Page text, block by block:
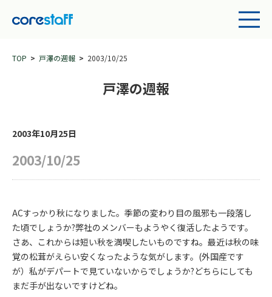
TOP 戸澤の週報 2003/10/25
戸澤の週報
2003年10月25日
2003/10/25
ACすっかり秋になりました。季節の変わり目の風邪も一段落し
た頃でしょうか?弊社のメンバーもようやく復活したようです。
さあ、これからは短い秋を満喫したいものですね。最近は秋の味
覚の松茸がえらい安くなったような気がします。(外国産です
が）私がデパートで見ていないからでしょうか?どちらにしても
まだ手が出ないですけどね。